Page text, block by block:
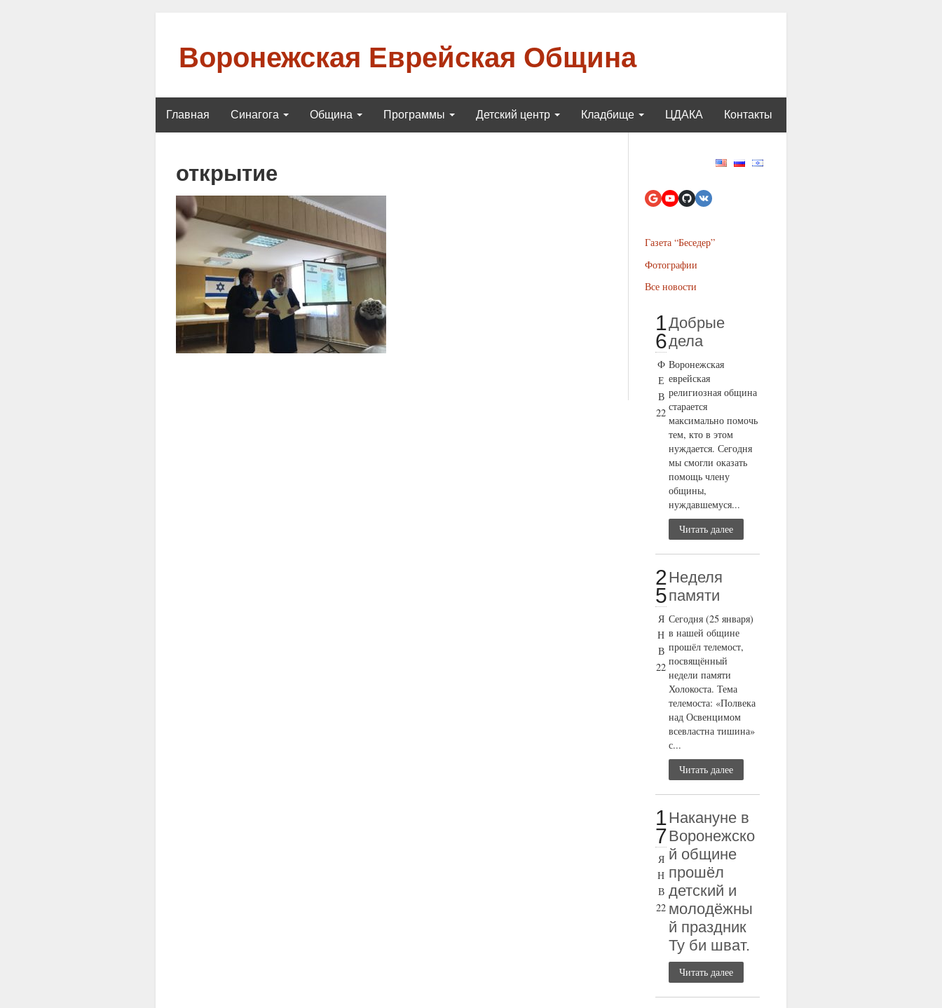
Воронежская Еврейская Община
Главная Синагога Община Программы Детский центр Кладбище ЦДАКА Контакты
открытие
Газета “Беседер”
Фотографии
Все новости
1
6
Ф
Е
В
22
Добрые
дела
Воронежская
еврейская
религиозная община
старается
максимально помочь
тем, кто в этом
нуждается. Сегодня
мы смогли оказать
помощь члену
общины,
нуждавшемуся...
Читать далее
2
5
Я
Н
В
22
Неделя
памяти
Сегодня (25 января)
в нашей общине
прошёл телемост,
посвящённый
недели памяти
Холокоста. Тема
телемоста: «Полвека
над Освенцимом
всевластна тишина»
с...
Читать далее
1
7
Я
Н
В
22
Накануне в
Воронежско
й общине
прошёл
детский и
молодёжны
й праздник
Ту би шват.
Читать далее